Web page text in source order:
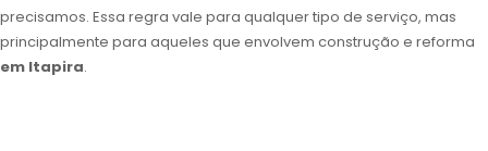
precisamos. Essa regra vale para qualquer tipo de serviço, mas
principalmente para aqueles que envolvem construção e reforma
em Itapira.